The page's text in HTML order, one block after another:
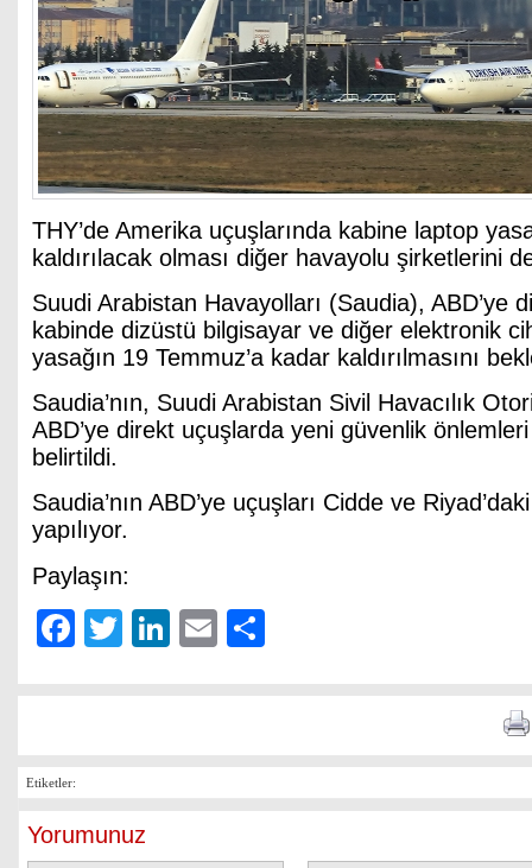
THY’de Amerika uçuşlarında kabine laptop
kaldırılacak olması diğer havayolu şirketlerini
Suudi Arabistan Havayolları (Saudia), ABD’ye
kabinde dizüstü bilgisayar ve diğer elektronik
yasağın 19 Temmuz’a kadar kaldırılmasını
Saudia’nın, Suudi Arabistan Sivil Havacılık
ABD’ye direkt uçuşlarda yeni güvenlik önlemleri
belirtildi.
Saudia’nın ABD’ye uçuşları Cidde ve
yapılıyor.
Paylaşın:
Facebook
TwitterLinkedIn
Email
Etiketler:
Yorumunuz